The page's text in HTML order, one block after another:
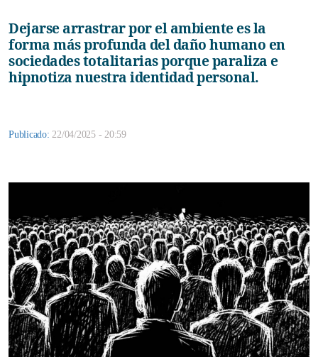
Dejarse arrastrar por el ambiente es la
forma más profunda del daño humano en
sociedades totalitarias porque paraliza e
hipnotiza nuestra identidad personal.
Publicado: 22/04/2025 - 20:59